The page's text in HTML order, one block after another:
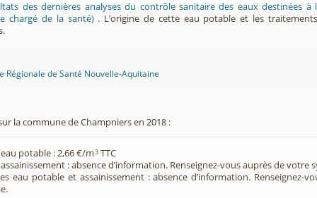
des dernières analyses du contrôle sanitaire des eaux destinées
chargé de la santé) . L’origine de cette eau potable et les
Régionale de Santé Nouvelle-Aquitaine
la commune de Champniers en 2018 :
potable : 2,66 €/m3 TTC
: absence d’information. Renseignez-vous auprès de votre
eau potable et assainissement : absence d’information. Renseignez-